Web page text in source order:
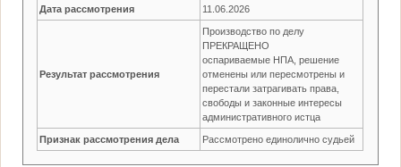
Дата рассмотрения 11.06.2026
Результат рассмотрения
Производство по делу
ПРЕКРАЩЕНО
оспариваемые НПА, решение
отменены или пересмотрены и
перестали затрагивать права,
свободы и законные интересы
административного истца
Признак рассмотрения дела Рассмотрено единолично судьей